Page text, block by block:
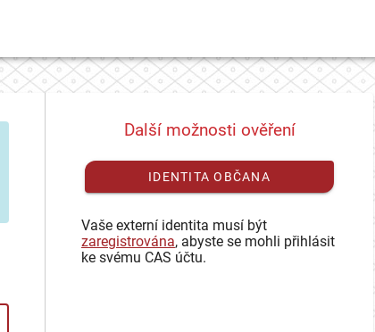
Další možnosti ověření
IDENTITA OBČANA
Vaše externí identita musí být
zaregistrována, abyste se mohli přihlásit
ke svému CAS účtu.